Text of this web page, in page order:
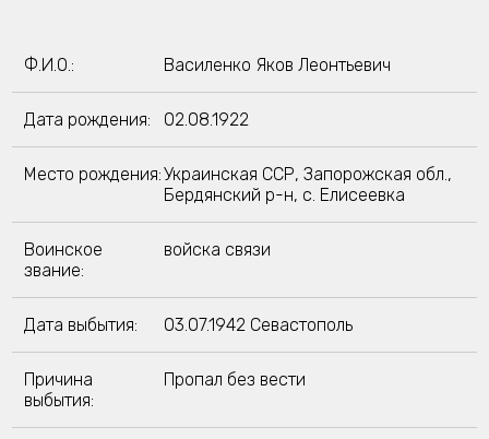
Ф.И.О.: Василенко Яков Леонтьевич
Дата рождения: 02.08.1922
Место рождения:Украинская ССР, Запорожская обл.,
Бердянский р-н, с. Елисеевка
Воинское
звание:
войска связи
Дата выбытия: 03.07.1942 Севастополь
Причина
выбытия:
Пропал без вести